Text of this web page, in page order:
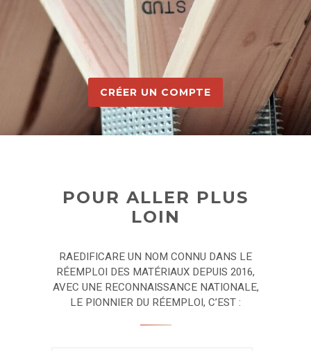
CRÉER UN COMPTE
POUR ALLER PLUS
LOIN
RAEDIFICARE UN NOM CONNU DANS LE
RÉEMPLOI DES MATÉRIAUX DEPUIS 2016,
AVEC UNE RECONNAISSANCE NATIONALE,
LE PIONNIER DU RÉEMPLOI, C’EST :